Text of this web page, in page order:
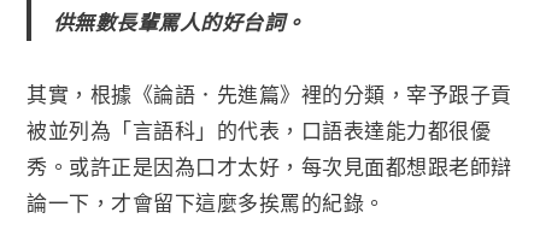
供無數長輩罵人的好台詞。
其實，根據《論語．先進篇》裡的分類，宰予跟子貢
被並列為「言語科」的代表，口語表達能力都很優
秀。或許正是因為口才太好，每次見面都想跟老師辯
論一下，才會留下這麼多挨罵的紀錄。